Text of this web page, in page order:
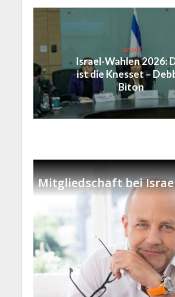
Israel
Israel-Wahlen 2026:
ist die Knesset –
Biton
Mitgliedschaft bei